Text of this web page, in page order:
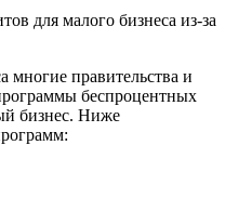
для малого бизнеса из-за
многие правительства и
беспроцентных
бизнес. Ниже